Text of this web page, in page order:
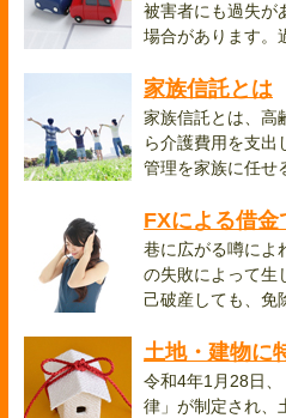
被害者にも過失が
場合があります。
家族信託とは
家族信託とは、高
ら介護費用を支出
管理を家族に任せ
FXによる借金
巷に広がる噂によ
の失敗によって生
己破産しても、免
土地・建物に
令和4年1月28日
律」が制定され、